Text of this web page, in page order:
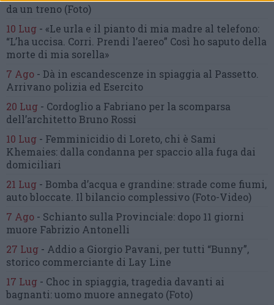
da un treno (Foto)
10 Lug - «Le urla e il pianto di mia madre al telefono:
“L’ha uccisa. Corri. Prendi l’aereo” Così ho saputo della
morte di mia sorella»
7 Ago - Dà in escandescenze in spiaggia al Passetto.
Arrivano polizia ed Esercito
20 Lug - Cordoglio a Fabriano per la scomparsa
dell’architetto Bruno Rossi
10 Lug - Femminicidio di Loreto, chi è Sami
Khemaies: dalla condanna per spaccio alla fuga dai
domiciliari
21 Lug - Bomba d’acqua e grandine: strade come fiumi,
auto bloccate. Il bilancio complessivo (Foto-Video)
7 Ago - Schianto sulla Provinciale: dopo 11 giorni
muore Fabrizio Antonelli
27 Lug - Addio a Giorgio Pavani, per tutti “Bunny”,
storico commerciante di Lay Line
17 Lug - Choc in spiaggia, tragedia davanti ai
bagnanti:uomo muore annegato (Foto)